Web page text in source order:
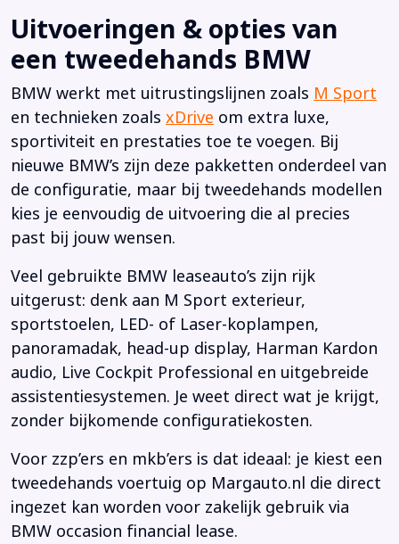
Uitvoeringen & opties van
een tweedehands BMW
BMW werkt met uitrustingslijnen zoals M Sport
en technieken zoals xDrive om extra luxe,
sportiviteit en prestaties toe te voegen. Bij
nieuwe BMW’s zijn deze pakketten onderdeel van
de configuratie, maar bij tweedehands modellen
kies je eenvoudig de uitvoering die al precies
past bij jouw wensen.
Veel gebruikte BMW leaseauto’s zijn rijk
uitgerust: denk aan M Sport exterieur,
sportstoelen, LED- of Laser-koplampen,
panoramadak, head-up display, Harman Kardon
audio, Live Cockpit Professional en uitgebreide
assistentiesystemen. Je weet direct wat je krijgt,
zonder bijkomende configuratiekosten.
Voor zzp’ers en mkb’ers is dat ideaal: je kiest een
tweedehands voertuig op Margauto.nl die direct
ingezet kan worden voor zakelijk gebruik via
BMW occasion financial lease.